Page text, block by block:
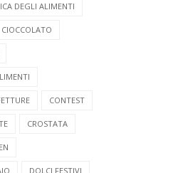
DEGLI ALIMENTI
CIOCCOLATO
CONTEST
CROSTATA
DOLCI FESTIVI